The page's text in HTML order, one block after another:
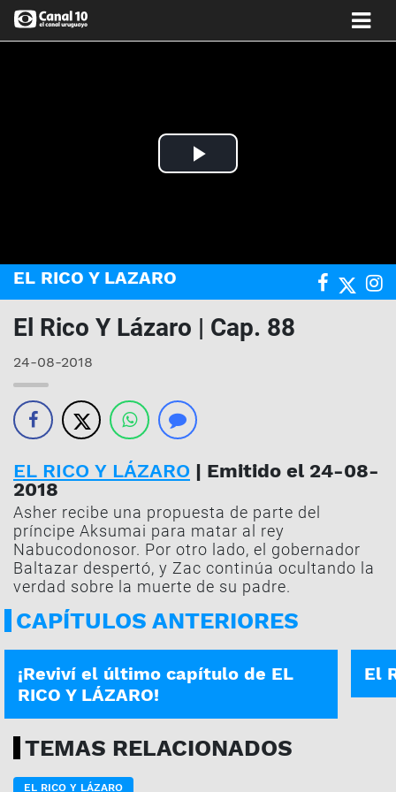
Play
EL RICO Y LAZARO
El Rico Y Lázaro | Cap. 88
24-08-2018
EL RICO Y LÁZARO | Emitido el 24-08-
2018
Asher recibe una propuesta de parte del
príncipe Aksumai para matar al rey
Nabucodonosor. Por otro lado, el gobernador
Baltazar despertó, y Zac continúa ocultando la
verdad sobre la muerte de su padre.
CAPÍTULOS ANTERIORES
26-02-2019
¡Reviví el último capítulo de EL
RICO Y LÁZARO!
El
TEMAS RELACIONADOS
EL RICO Y LÁZARO